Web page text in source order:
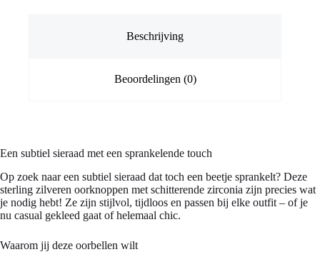
Beschrijving
Beoordelingen (0)
Een subtiel sieraad met een sprankelende touch
Op zoek naar een subtiel sieraad dat toch een beetje sprankelt? Deze
sterling zilveren oorknoppen met schitterende zirconia zijn precies wat
je nodig hebt! Ze zijn stijlvol, tijdloos en passen bij elke outfit – of je
nu casual gekleed gaat of helemaal chic.
Waarom jij deze oorbellen wilt